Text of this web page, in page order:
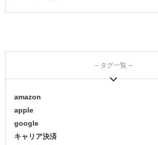
– タグ一覧 –
amazon
apple
google
キャリア決済